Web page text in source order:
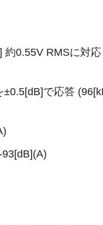
約0.55V RMSに対
で応答